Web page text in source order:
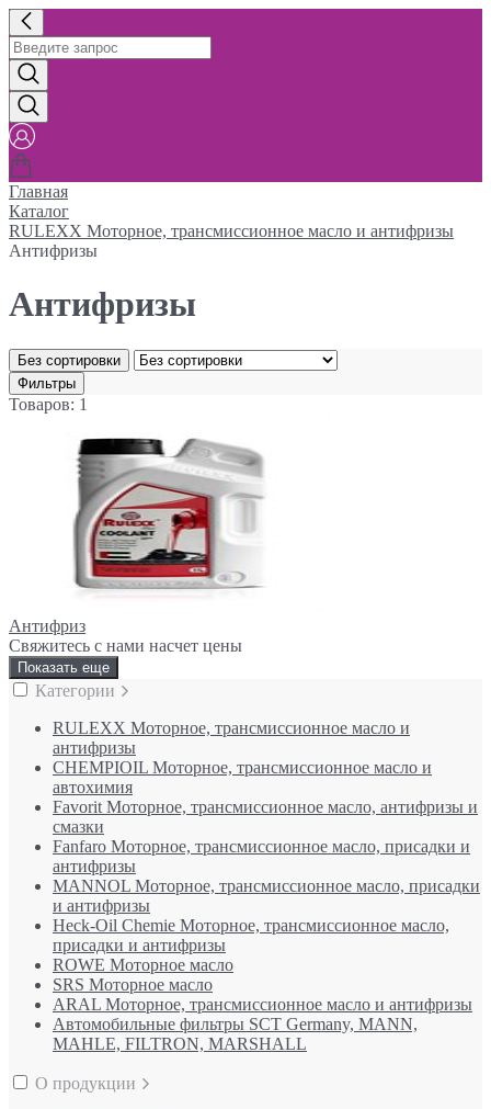
Главная
Каталог
RULEXX Моторное, трансмиссионное масло и антифризы
Антифризы
Антифризы
Без сортировки
Фильтры
Товаров: 1
Антифриз
Свяжитесь с нами насчет цены
Показать еще
Категории
RULEXX Моторное, трансмиссионное масло и
антифризы
CHEMPIOIL Моторное, трансмиссионное масло и
автохимия
Favorit Моторное, трансмиссионное масло, антифризы и
смазки
Fanfaro Моторное, трансмиссионное масло, присадки и
антифризы
MANNOL Моторное, трансмиссионное масло, присадки
и антифризы
Heck-Oil Chemie Моторное, трансмиссионное масло,
присадки и антифризы
ROWE Моторное масло
SRS Моторное масло
ARAL Моторное, трансмиссионное масло и антифризы
Автомобильные фильтры SCT Germany, MANN,
MAHLE, FILTRON, MARSHALL
О продукции